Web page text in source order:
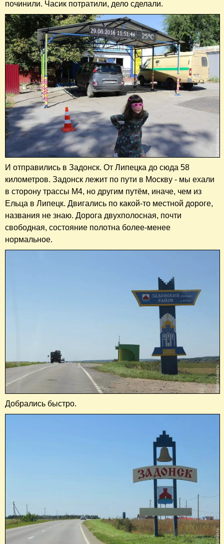
починили. Часик потратили, дело сделали.
И отправились в Задонск. От Липецка до сюда 58
километров. Задонск лежит по пути в Москву - мы ехали
в сторону трассы М4, но другим путём, иначе, чем из
Ельца в Липецк. Двигались по какой-то местной дороге,
названия не знаю. Дорога двухполосная, почти
свободная, состояние полотна более-менее
нормальное.
Добрались быстро.